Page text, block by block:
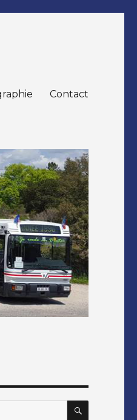
Contact